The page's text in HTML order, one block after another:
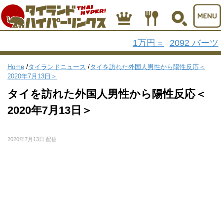
1万円 = 2092 バーツ
Home /タイランドニュース /タイを訪れた外国人男性から陽性反応＜
2020年7月13日＞
タイを訪れた外国人男性から陽性反応＜
2020年7月13日＞
2020年7月13日 配信